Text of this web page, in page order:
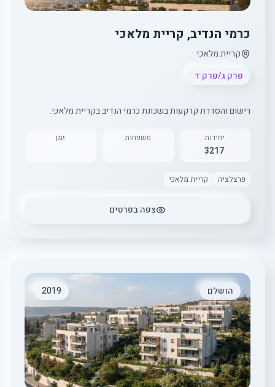
כרמי הנדיב, קריית מלאכי
קריית מלאכי
פרק ג/פרק ד
רישום והסדרת קרקעות בשכונת כרמי הנדיב בקריית מלאכי.
יחידות
3217
משפחות זמן
פרצלציה קריית מלאכי
צפה בפרטים
הושלם 2019